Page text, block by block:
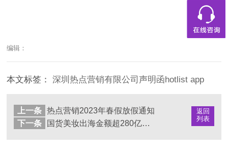
编辑：
本文标签：深圳热点营销有限公司声明函hotlistapp
返回
列表
上一条
热点营销2023年春假放假通知
下一条
国货美妆出海金额超280亿，他们的营销秘笈是什么？